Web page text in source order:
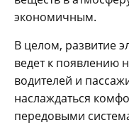
экономичным.
В целом, развитие
ведет к появлению
водителей и
наслаждаться
передовыми